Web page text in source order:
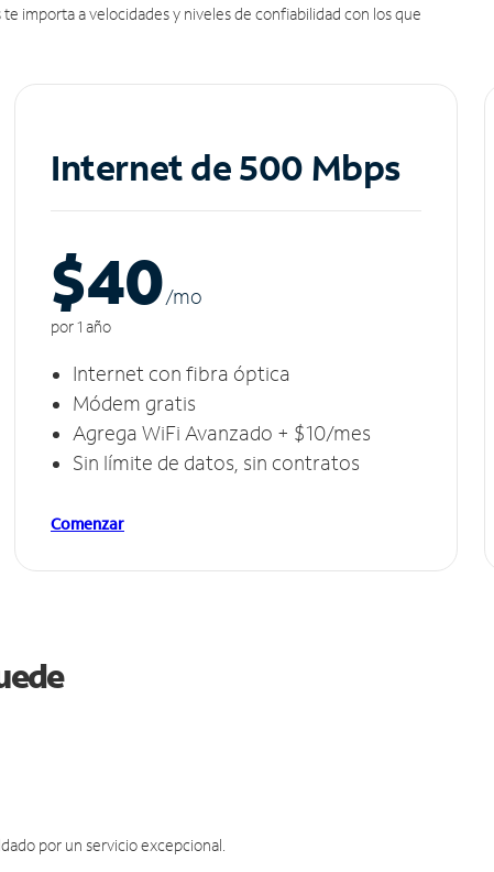
importa a velocidades y niveles de confiabilidad con los que
Internet de 500 Mbps
$40/mo
por 1 año
Internet con fibra óptica
Módem gratis
Agrega WiFi Avanzado + $10/mes
Sin límite de datos, sin contratos
Comenzar
por un servicio excepcional.